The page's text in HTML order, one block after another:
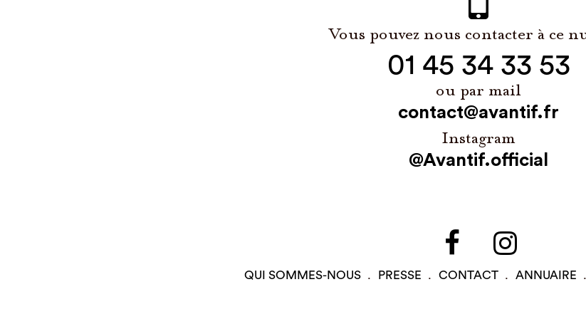
Vous pouvez nous contacter à ce
01 45 34 33 53
ou par mail
contact@avantif.fr
Instagram
@Avantif.official
QUI SOMMES-NOUS PRESSE CONTACT ANNUAIRE